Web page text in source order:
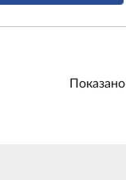
Показано